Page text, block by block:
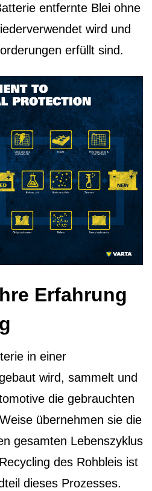
entfernte Blei ohne
wird und
erfüllt sind.
Erfahrung
in einer
wird, sammelt und
die gebrauchten
übernehmen sie die
gesamten Lebenszyklus
des Rohbleis ist
dieses Prozesses.